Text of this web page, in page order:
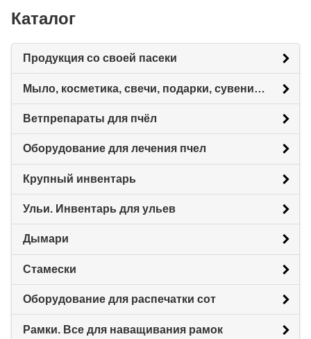
Каталог
Продукция со своей пасеки
Мыло, косметика, свечи, подарки, сувениры.
Ветпрепараты для пчёл
Оборудование для лечения пчел
Крупный инвентарь
Ульи. Инвентарь для ульев
Дымари
Стамески
Оборудование для распечатки сот
Рамки. Все для наващивания рамок